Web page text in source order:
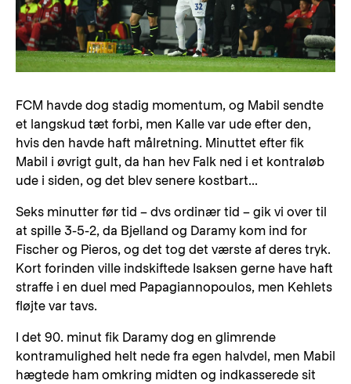
FCM havde dog stadig momentum, og Mabil sendte
et langskud tæt forbi, men Kalle var ude efter den,
hvis den havde haft målretning. Minuttet efter fik
Mabil i øvrigt gult, da han hev Falk ned i et kontraløb
ude i siden, og det blev senere kostbart...
Seks minutter før tid – dvs ordinær tid – gik vi over til
at spille 3-5-2, da Bjelland og Daramy kom ind for
Fischer og Pieros, og det tog det værste af deres tryk.
Kort forinden ville indskiftede Isaksen gerne have haft
straffe i en duel med Papagiannopoulos, men Kehlets
fløjte var tavs.
I det 90. minut fik Daramy dog en glimrende
kontramulighed helt nede fra egen halvdel, men Mabil
hægtede ham omkring midten og indkasserede sit